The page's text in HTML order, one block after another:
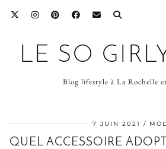
LE SO
Blog lifestyle à La Rochelle
7 JUIN 2021
QUEL ACCESSOIRE